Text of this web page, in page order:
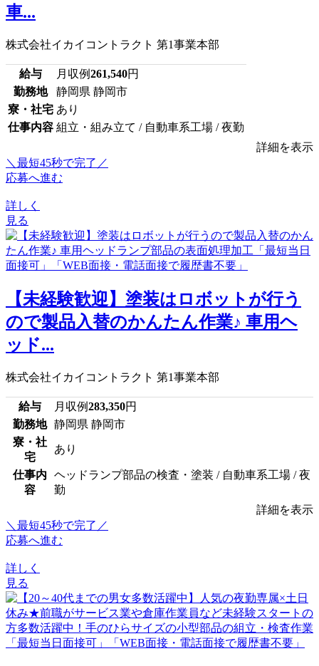
車...
株式会社イカイコントラクト 第1事業本部
給与 月収例261,540円
勤務地
静岡県 静岡市
寮・社宅 あり
仕事内容 組立・組み立て / 自動車系工場 / 夜勤
詳細を表示
＼最短45秒で完了／
応募へ進む
詳しく
見る
【未経験歓迎】塗装はロボットが行う
ので製品入替のかんたん作業♪ 車用ヘ
ッド...
株式会社イカイコントラクト 第1事業本部
給与 月収例283,350円
勤務地
静岡県 静岡市
寮・社
宅
あり
仕事内
容
ヘッドランプ部品の検査・塗装 / 自動車系工場 / 夜
勤
詳細を表示
＼最短45秒で完了／
応募へ進む
詳しく
見る